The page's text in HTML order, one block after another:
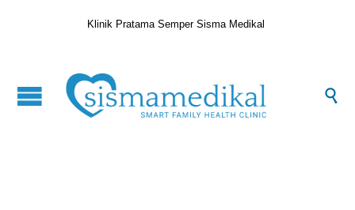
Klinik Pratama Semper Sisma Medikal
